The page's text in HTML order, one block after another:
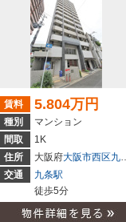
賃料 5.804万円
種別
マンション
間取
1K
住所
大阪府大阪市西区九条南
交通
九条駅
徒歩5分